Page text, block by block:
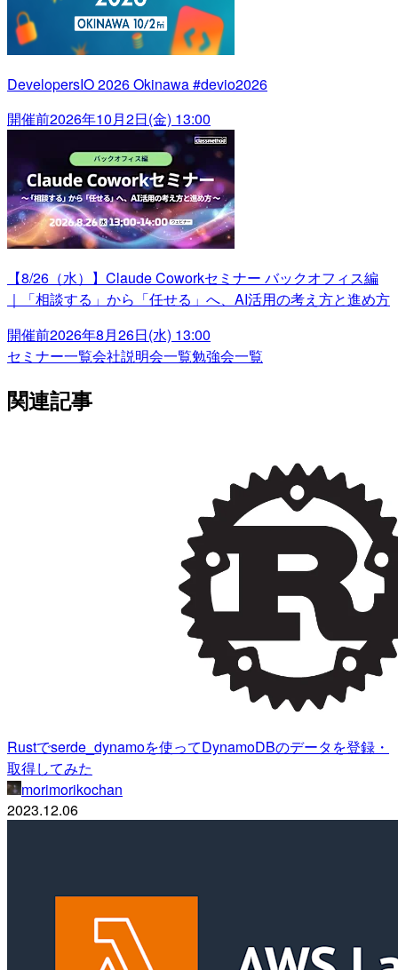
DevelopersIO 2026 Okinawa #devio2026
開催前2026年10月2日(金) 13:00
【8/26（水）】Claude Coworkセミナー バックオフィス編
｜「相談する」から「任せる」へ、AI活用の考え方と進め方
開催前2026年8月26日(水) 13:00
セミナー一覧会社説明会一覧勉強会一覧
関連記事
Rustでserde_dynamoを使ってDynamoDBのデータを登録・
取得してみた
morimorikochan
2023.12.06